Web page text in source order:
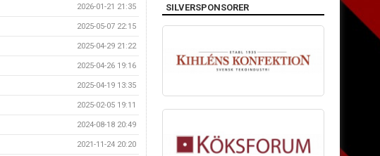
2026-01-21 21:35
2025-05-07 22:15
2025-04-29 21:22
2025-04-26 19:16
2025-04-19 13:35
2025-02-05 19:11
2024-08-18 20:49
2021-11-24 20:20
SILVERSPONSORER